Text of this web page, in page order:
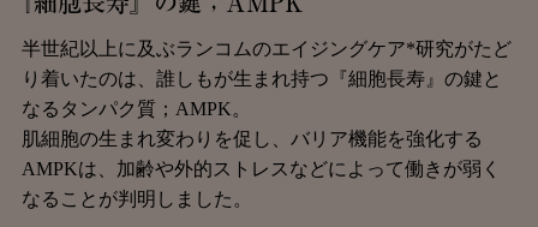
半世紀以上に及ぶランコムのエイジングケア*研究がたど
り着いたのは、誰しもが生まれ持つ『細胞長寿』​の鍵と
なるタンパク質；AMPK。
肌細胞の生まれ変わりを促し、バリア機能を強化する
AMPKは、加齢や外的ストレスなどによって働きが弱く
なることが判明しました。